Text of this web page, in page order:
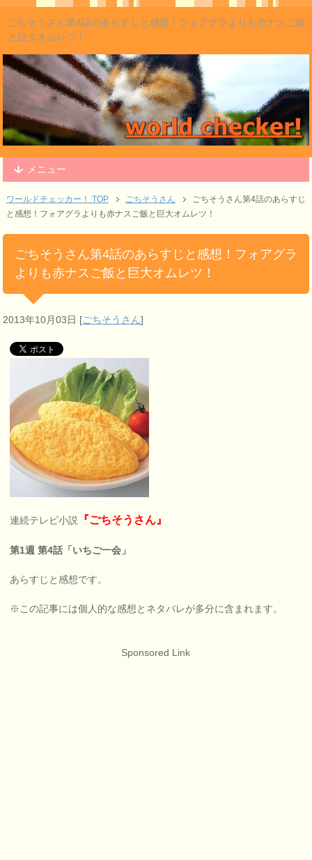
ごちそうさん第4話のあらすじと感想！フォアグラよりも赤ナスご飯
と巨大オムレツ！
メニュー
ワールドチェッカー！ TOP ごちそうさん
ごちそうさん第4話のあらすじ
と感想！フォアグラよりも赤ナスご飯と巨大オムレツ！
ごちそうさん第4話のあらすじと感想！フォアグラ
よりも赤ナスご飯と巨大オムレツ！
2013年10月03日 [ごちそうさん]
連続テレビ小説 『ごちそうさん』
第1週 第4話「いちご一会」
あらすじと感想です。
※この記事には個人的な感想とネタバレが多分に含まれます。
Sponsored Link